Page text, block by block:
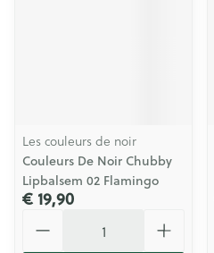
Les couleurs de noir
Couleurs De Noir Chubby
Lipbalsem 02 Flamingo
€ 19,90